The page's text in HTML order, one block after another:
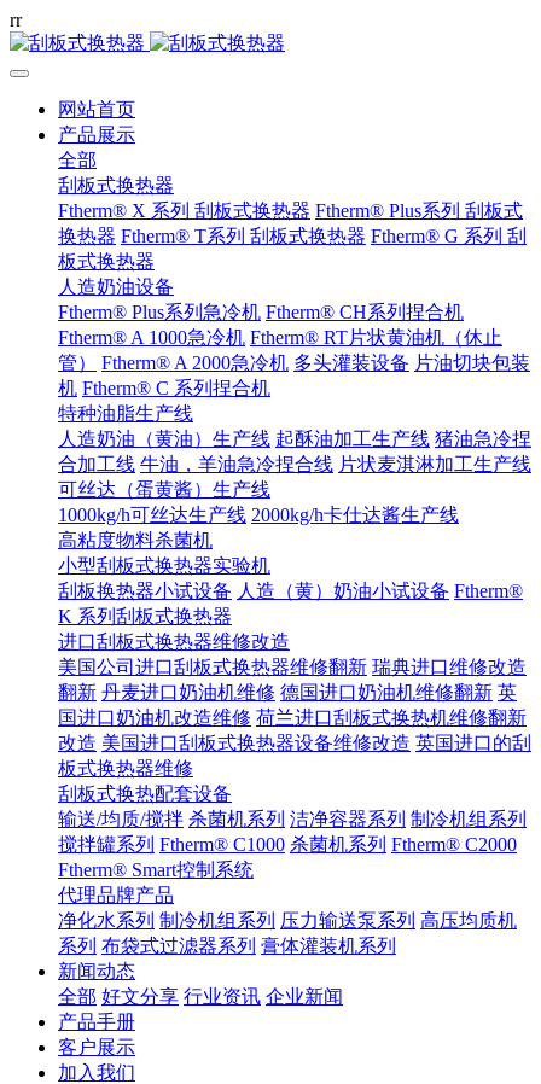
rr
网站首页
产品展示
全部
刮板式换热器
Ftherm® X 系列 刮板式换热器 Ftherm® Plus系列 刮板式
换热器 Ftherm® T系列 刮板式换热器 Ftherm® G 系列 刮
板式换热器
人造奶油设备
Ftherm® Plus系列急冷机 Ftherm® CH系列捏合机
Ftherm® A 1000急冷机 Ftherm® RT片状黄油机（休止
管）
Ftherm® A 2000急冷机 多头灌装设备 片油切块包装
机 Ftherm® C 系列捏合机
特种油脂生产线
人造奶油（黄油）生产线 起酥油加工生产线 猪油急冷捏
合加工线 牛油，羊油急冷捏合线 片状麦淇淋加工生产线
可丝达（蛋黄酱）生产线
1000kg/h可丝达生产线 2000kg/h卡仕达酱生产线
高粘度物料杀菌机
小型刮板式换热器实验机
刮板换热器小试设备 人造（黄）奶油小试设备 Ftherm®
K 系列刮板式换热器
进口刮板式换热器维修改造
美国公司进口刮板式换热器维修翻新 瑞典进口维修改造
翻新 丹麦进口奶油机维修 德国进口奶油机维修翻新 英
国进口奶油机改造维修 荷兰进口刮板式换热机维修翻新
改造 美国进口刮板式换热器设备维修改造 英国进口的刮
板式换热器维修
刮板式换热配套设备
输送/均质/搅拌 杀菌机系列 洁净容器系列 制冷机组系列
搅拌罐系列 Ftherm® C1000 杀菌机系列 Ftherm® C2000
Ftherm® Smart控制系统
代理品牌产品
净化水系列 制冷机组系列 压力输送泵系列 高压均质机
系列 布袋式过滤器系列 膏体灌装机系列
新闻动态
全部 好文分享 行业资讯 企业新闻
产品手册
客户展示
加入我们